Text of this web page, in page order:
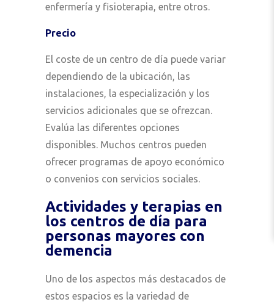
enfermería y fisioterapia, entre otros.
Precio
El coste de un centro de día puede variar
dependiendo de la ubicación, las
instalaciones, la especialización y los
servicios adicionales que se ofrezcan.
Evalúa las diferentes opciones
disponibles. Muchos centros pueden
ofrecer programas de apoyo económico
o convenios con servicios sociales.
Actividades y terapias en
los centros de día para
personas mayores con
demencia
Uno de los aspectos más destacados de
estos espacios es la variedad de